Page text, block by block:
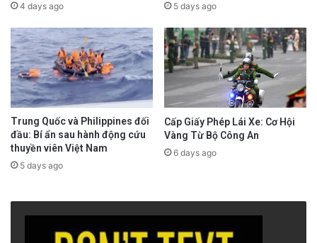
4 days ago 5 days ago
Trung Quốc và Philippines đối
đầu: Bí ẩn sau hành động cứu
thuyền viên Việt Nam
5 days ago
Cấp Giấy Phép Lái Xe: Cơ Hội
Vàng Từ Bộ Công An
6 days ago